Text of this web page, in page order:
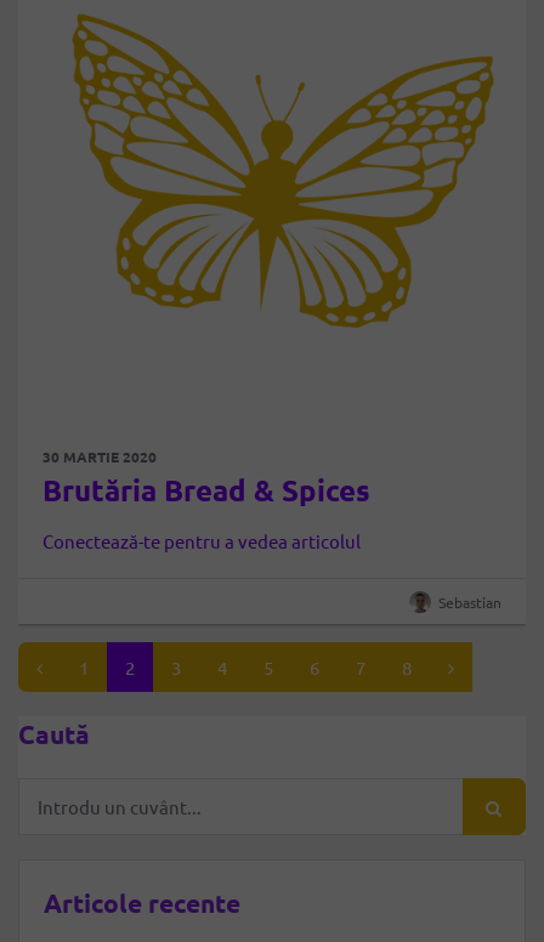
30 MARTIE 2020
Brutăria Bread & Spices
Conectează-te pentru a vedea articolul
Sebastian
1 2 3 4 5 6 7 8
Caută
Articole recente